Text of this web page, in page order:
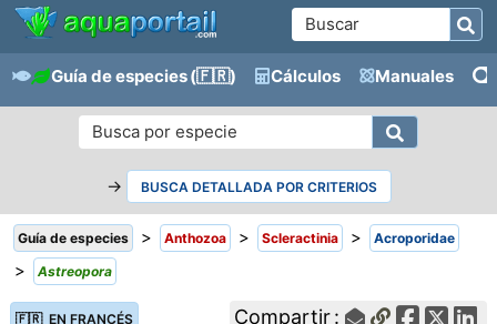
Guía de especies(🇫🇷) Cálculos Manuales
→ BUSCA DETALLADA POR CRITERIOS
Guía de especies > Anthozoa > Scleractinia > Acroporidae
> Astreopora
🇫🇷 EN FRANCÉS Compartir :